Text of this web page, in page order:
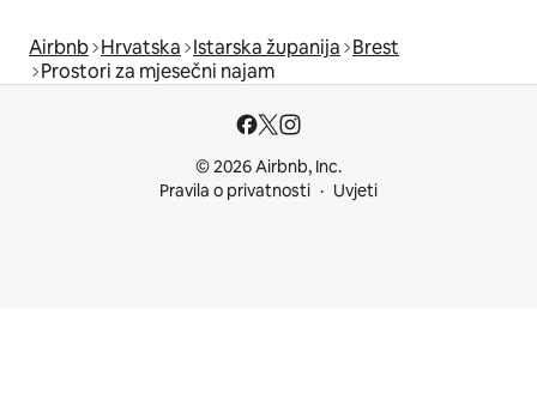
Airbnb Hrvatska Istarska županija Brest
Prostori za mjesečni najam
© 2026 Airbnb, Inc.
Pravila o privatnosti
Uvjeti